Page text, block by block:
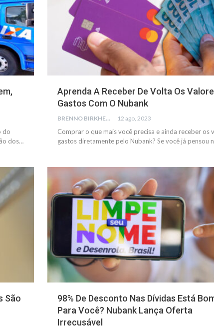
do
dos…
Aprenda A Receber De Volta Os
Gastos Com O Nubank
BRENNO BIRKHEUER 12 ago, 2023
Comprar o que mais você precisa e ainda receber os
gastos diretamente pelo Nubank? Se você já pensou
São
98% De Desconto Nas Dívidas Está
Para Você? Nubank Lança Oferta
Irrecusável